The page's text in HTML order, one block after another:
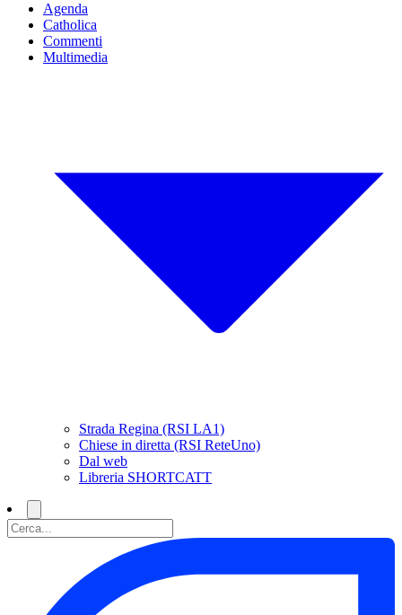
Agenda
Catholica
Commenti
Multimedia
Strada Regina (RSI LA1)
Chiese in diretta (RSI ReteUno)
Dal web
Libreria SHORTCATT